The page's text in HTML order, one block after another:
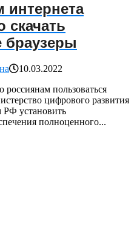
интернета
скачать
браузеры
10.03.2022
пользоваться
цифрового развития
РФ установить
полноценного...